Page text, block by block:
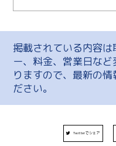
掲載されている内容
ー、料金、営業日な
りますので、最新の
ださい。
Twitterでシェア